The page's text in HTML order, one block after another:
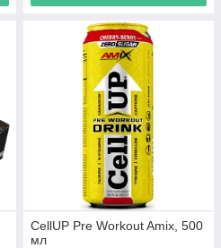
CellUP Pre Workout Amix, 500
мл